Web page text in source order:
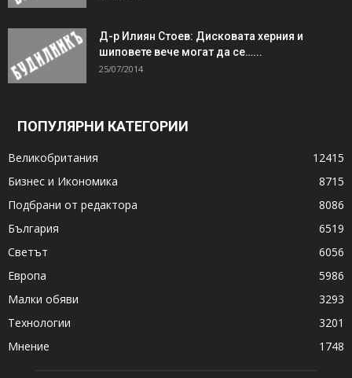
Д-р Илиян Стоев: Дисковата херния и
шиповете вече могат да се…...
25/07/2014
ПОПУЛЯРНИ КАТЕГОРИИ
Великобритания
12415
Бизнес и Икономика
8715
Подбрани от редактора
8086
България
6519
Светът
6056
Европа
5986
Малки обяви
3293
Технологии
3201
Мнение
1748